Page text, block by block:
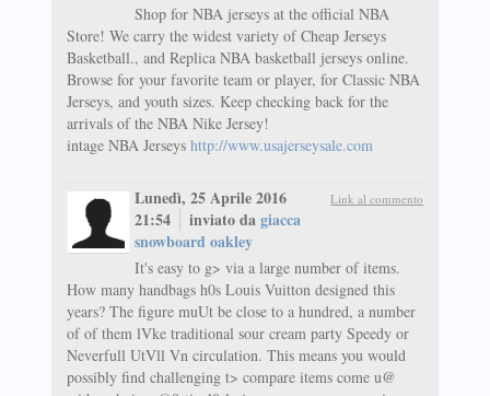
Shop for NBA jerseys at the official NBA
Store! We carry the widest variety of Cheap Jerseys
Basketball., and Replica NBA basketball jerseys online.
Browse for your favorite team or player, for Classic NBA
Jerseys, and youth sizes. Keep checking back for the
arrivals of the NBA Nike Jersey!
intage NBA Jerseys http://www.usajerseysale.com
Link al commento
Lunedì, 25 Aprile 2016
21:54
inviato dagiacca
snowboard oakley
It's easy to g> via a large number of items.
How many handbags h0s Louis Vuitton designed this
years? The figure muUt be close to a hundred, a number
of of them lVke traditional sour cream party Speedy or
Neverfull UtVll Vn circulation. This means you would
possibly find challenging t> compare items come u@